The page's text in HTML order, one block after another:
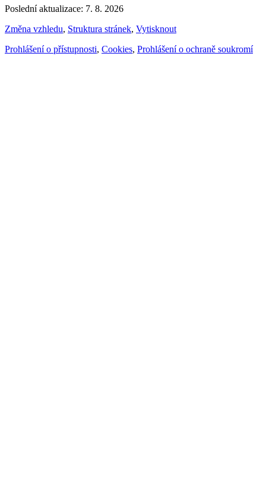
Poslední aktualizace: 7. 8. 2026
Změna vzhledu, Struktura stránek, Vytisknout
Prohlášení o přístupnosti, Cookies, Prohlášení o ochraně soukromí